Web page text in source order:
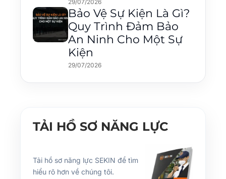
29/07/2026
Bảo Vệ Sự Kiện Là Gì?
Quy Trình Đảm Bảo
An Ninh Cho Một Sự
Kiện
29/07/2026
TẢI HỒ SƠ NĂNG LỰC
Tải hồ sơ năng lực SEKIN để tìm
hiểu rõ hơn về chúng tôi.